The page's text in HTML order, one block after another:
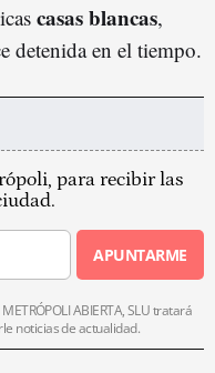
casas blancas,
detenida en el tiempo.
para recibir las
APUNTARME
ABIERTA, SLU tratará
noticias de actualidad.